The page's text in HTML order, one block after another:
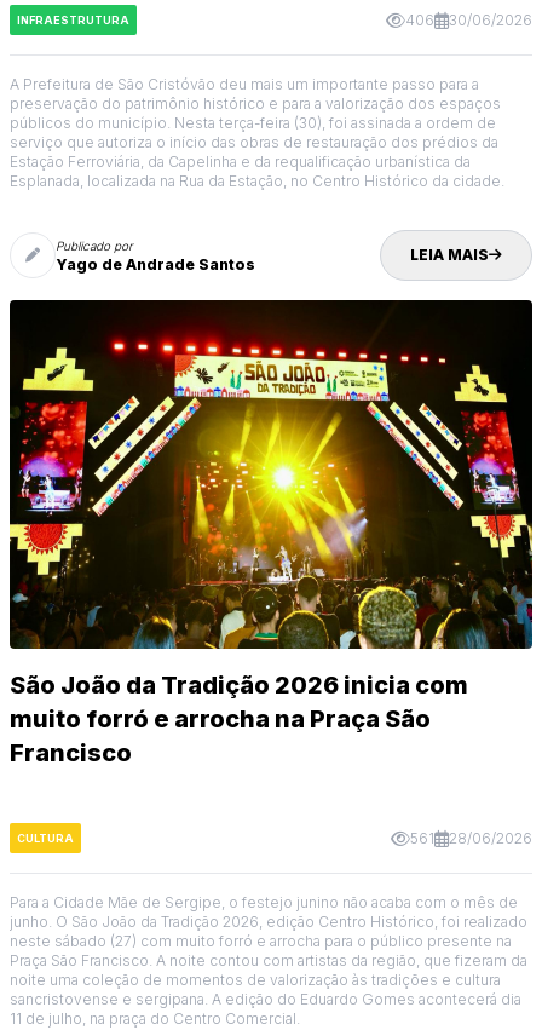
INFRAESTRUTURA 406 30/06/2026
A Prefeitura de São Cristóvão deu mais um importante passo para a
preservação do patrimônio histórico e para a valorização dos espaços
públicos do município. Nesta terça-feira (30), foi assinada a ordem de
serviço que autoriza o início das obras de restauração dos prédios da
Estação Ferroviária, da Capelinha e da requalificação urbanística da
Esplanada, localizada na Rua da Estação, no Centro Histórico da cidade.
Publicado por
Yago de Andrade Santos LEIA MAIS
São João da Tradição 2026 inicia com
muito forró e arrocha na Praça São
Francisco
CULTURA 561 28/06/2026
Para a Cidade Mãe de Sergipe, o festejo junino não acaba com o mês de
junho. O São João da Tradição 2026, edição Centro Histórico, foi realizado
neste sábado (27) com muito forró e arrocha para o público presente na
Praça São Francisco. A noite contou com artistas da região, que fizeram da
noite uma coleção de momentos de valorização às tradições e cultura
sancristovense e sergipana. A edição do Eduardo Gomes acontecerá dia
11 de julho, na praça do Centro Comercial.